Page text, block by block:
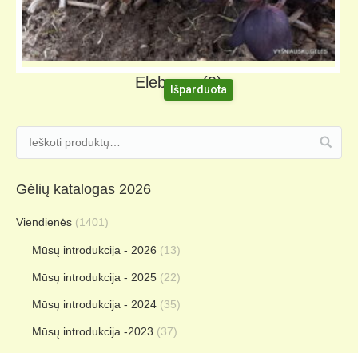
Eleboras (9)
Išparduota
Gėlių katalogas 2026
Viendienės (1401)
Mūsų introdukcija - 2026 (13)
Mūsų introdukcija - 2025 (22)
Mūsų introdukcija - 2024 (35)
Mūsų introdukcija -2023 (37)